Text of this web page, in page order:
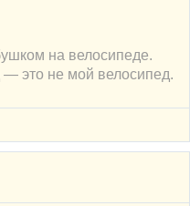
на велосипеде.
это не мой велосипед.